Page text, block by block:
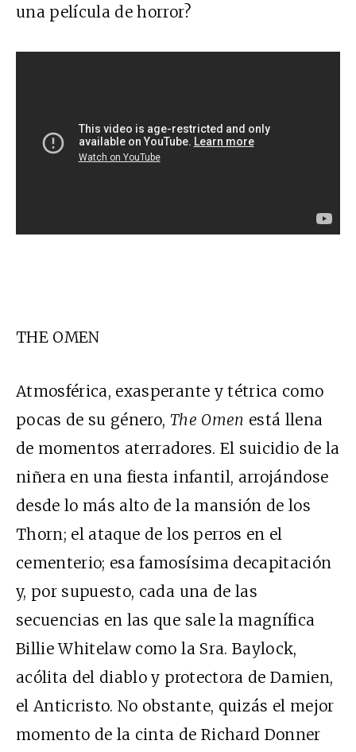
una película de horror?
THE OMEN
Atmosférica, exasperante y tétrica como
pocas de su género, The Omen está llena
de momentos aterradores. El suicidio de la
niñera en una fiesta infantil, arrojándose
desde lo más alto de la mansión de los
Thorn; el ataque de los perros en el
cementerio; esa famosísima decapitación
y, por supuesto, cada una de las
secuencias en las que sale la magnífica
Billie Whitelaw como la Sra. Baylock,
acólita del diablo y protectora de Damien,
el Anticristo. No obstante, quizás el mejor
momento de la cinta de Richard Donner